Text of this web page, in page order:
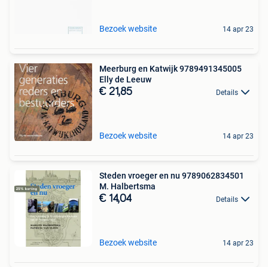
Bezoek website 14 apr 23
Meerburg en Katwijk 9789491345005
Elly de Leeuw
€ 21,85 Details
Bezoek website 14 apr 23
Steden vroeger en nu 9789062834501
M. Halbertsma
€ 14,04 Details
Bezoek website 14 apr 23